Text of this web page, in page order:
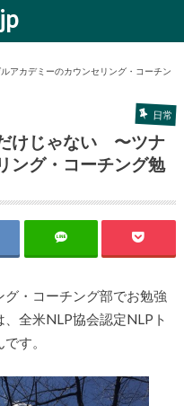
アカデミーのカウンセリング・コーチン
日常
けじゃない 〜ツナ
ング・コーチング勉
・コーチング部でお勉強
全米NLP協会認定NLPト
す。